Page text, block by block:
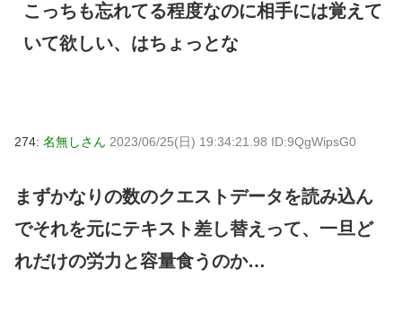
こっちも忘れてる程度なのに相手には覚えて
いて欲しい、はちょっとな
274: 名無しさん 2023/06/25(日) 19:34:21.98 ID:9QgWipsG0
まずかなりの数のクエストデータを読み込ん
でそれを元にテキスト差し替えって、一旦ど
れだけの労力と容量食うのか…